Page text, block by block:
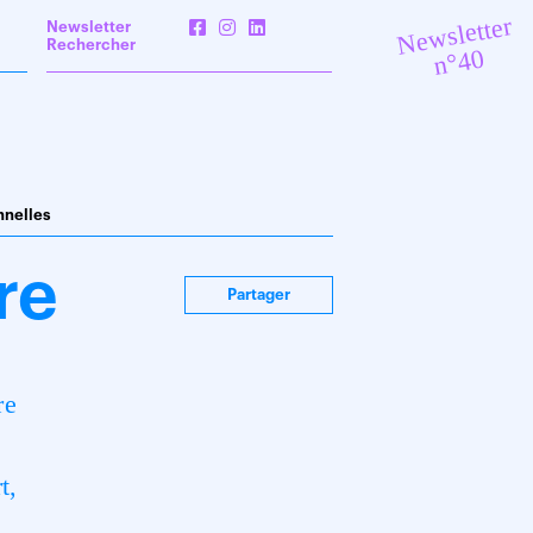
Newsletter
n°40
Newsletter
Rechercher
Partager